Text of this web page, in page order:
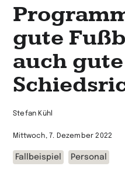
gute
auch gute
Stefan Kühl
Mittwoch, 7. Dezember 2022
Fallbeispiel Personal